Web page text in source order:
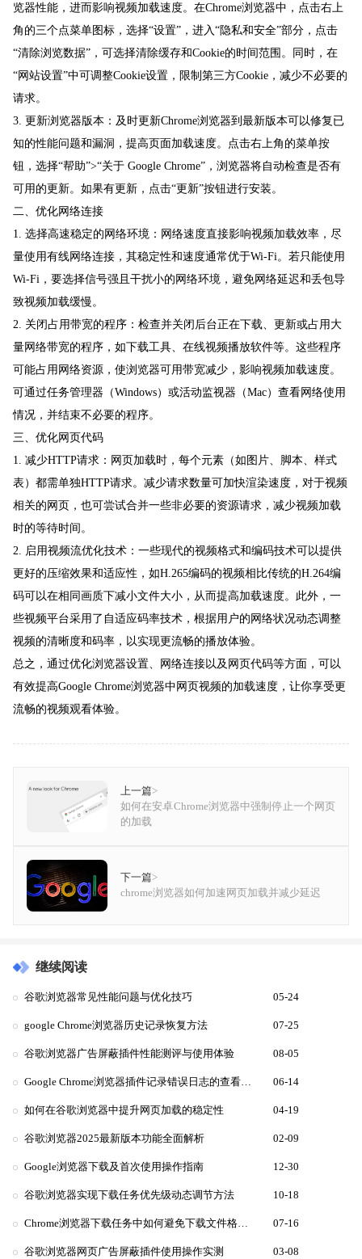
览器性能，进而影响视频加载速度。在Chrome浏览器中，点击右上
角的三个点菜单图标，选择“设置”，进入“隐私和安全”部分，点击
“清除浏览数据”，可选择清除缓存和Cookie的时间范围。同时，在
“网站设置”中可调整Cookie设置，限制第三方Cookie，减少不必要的
请求。
3. 更新浏览器版本：及时更新Chrome浏览器到最新版本可以修复已
知的性能问题和漏洞，提高页面加载速度。点击右上角的菜单按
钮，选择“帮助”>“关于 Google Chrome”，浏览器将自动检查是否有
可用的更新。如果有更新，点击“更新”按钮进行安装。
二、优化网络连接
1. 选择高速稳定的网络环境：网络速度直接影响视频加载效率，尽
量使用有线网络连接，其稳定性和速度通常优于Wi-Fi。若只能使用
Wi-Fi，要选择信号强且干扰小的网络环境，避免网络延迟和丢包导
致视频加载缓慢。
2. 关闭占用带宽的程序：检查并关闭后台正在下载、更新或占用大
量网络带宽的程序，如下载工具、在线视频播放软件等。这些程序
可能占用网络资源，使浏览器可用带宽减少，影响视频加载速度。
可通过任务管理器（Windows）或活动监视器（Mac）查看网络使用
情况，并结束不必要的程序。
三、优化网页代码
1. 减少HTTP请求：网页加载时，每个元素（如图片、脚本、样式
表）都需单独HTTP请求。减少请求数量可加快渲染速度，对于视频
相关的网页，也可尝试合并一些非必要的资源请求，减少视频加载
时的等待时间。
2. 启用视频流优化技术：一些现代的视频格式和编码技术可以提供
更好的压缩效果和适应性，如H.265编码的视频相比传统的H.264编
码可以在相同画质下减小文件大小，从而提高加载速度。此外，一
些视频平台采用了自适应码率技术，根据用户的网络状况动态调整
视频的清晰度和码率，以实现更流畅的播放体验。
总之，通过优化浏览器设置、网络连接以及网页代码等方面，可以
有效提高Google Chrome浏览器中网页视频的加载速度，让你享受更
流畅的视频观看体验。
上一篇>
如何在安卓Chrome浏览器中强制停止一个网页
的加载
下一篇>
chrome浏览器如何加速网页加载并减少延迟
继续阅读
谷歌浏览器常见性能问题与优化技巧 05-24
google Chrome浏览器历史记录恢复方法 07-25
谷歌浏览器广告屏蔽插件性能测评与使用体验 08-05
Google Chrome浏览器插件记录错误日志的查看方法 06-14
如何在谷歌浏览器中提升网页加载的稳定性 04-19
谷歌浏览器2025最新版本功能全面解析 02-09
Google浏览器下载及首次使用操作指南 12-30
谷歌浏览器实现下载任务优先级动态调节方法 10-18
Chrome浏览器下载任务中如何避免下载文件格式不兼容 07-16
谷歌浏览器网页广告屏蔽插件使用操作实测 03-08